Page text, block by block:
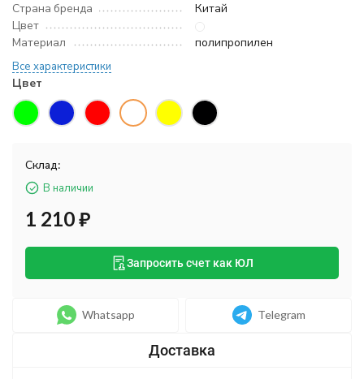
Страна бренда
Китай
Цвет
Материал
полипропилен
Все характеристики
Цвет
Склад:
В наличии
1 210₽
Запросить счет как ЮЛ
Whatsapp Telegram